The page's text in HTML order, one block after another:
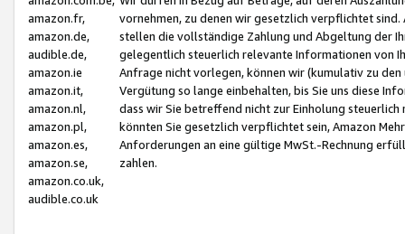
amazon.fr,
amazon.de,
audible.de,
amazon.ie
amazon.it,
amazon.nl,
amazon.pl,
amazon.es,
amazon.se,
amazon.co.uk,
audible.co.uk
vornehmen, zu denen wir gesetzlich verpflichtet
stellen die vollständige Zahlung und Abgeltung der
gelegentlich steuerlich relevante Informationen von
Anfrage nicht vorlegen, können wir (kumulativ zu
Vergütung so lange einbehalten, bis Sie uns diese
dass wir Sie betreffend nicht zur Einholung
könnten Sie gesetzlich verpflichtet sein, Amazon
Anforderungen an eine gültige MwSt.-Rechnung
zahlen.